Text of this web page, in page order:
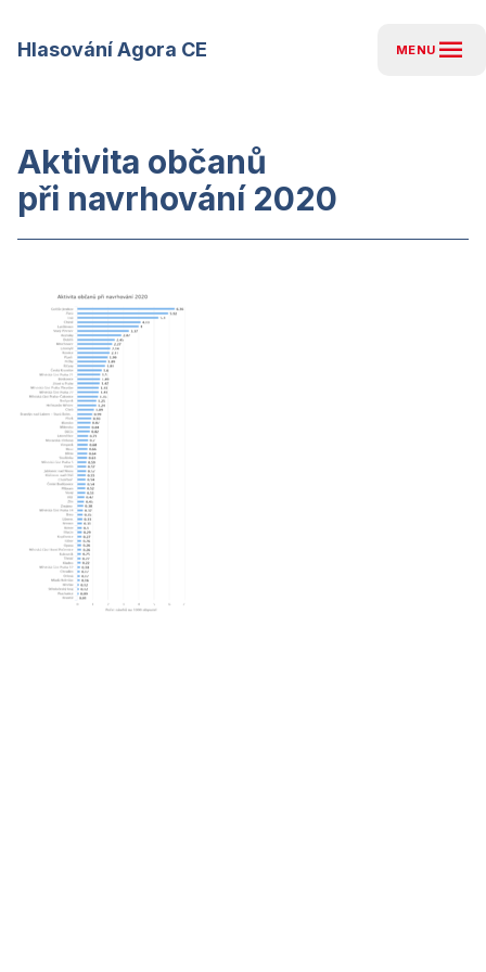
Hlasování Agora CE MENU menu
Aktivita občanů
při navrhování 2020